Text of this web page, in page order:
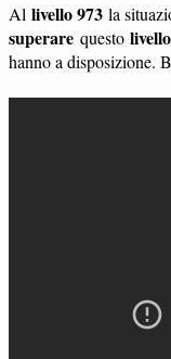
Al livello 973 la
superare questolivello
hanno a disposizione.